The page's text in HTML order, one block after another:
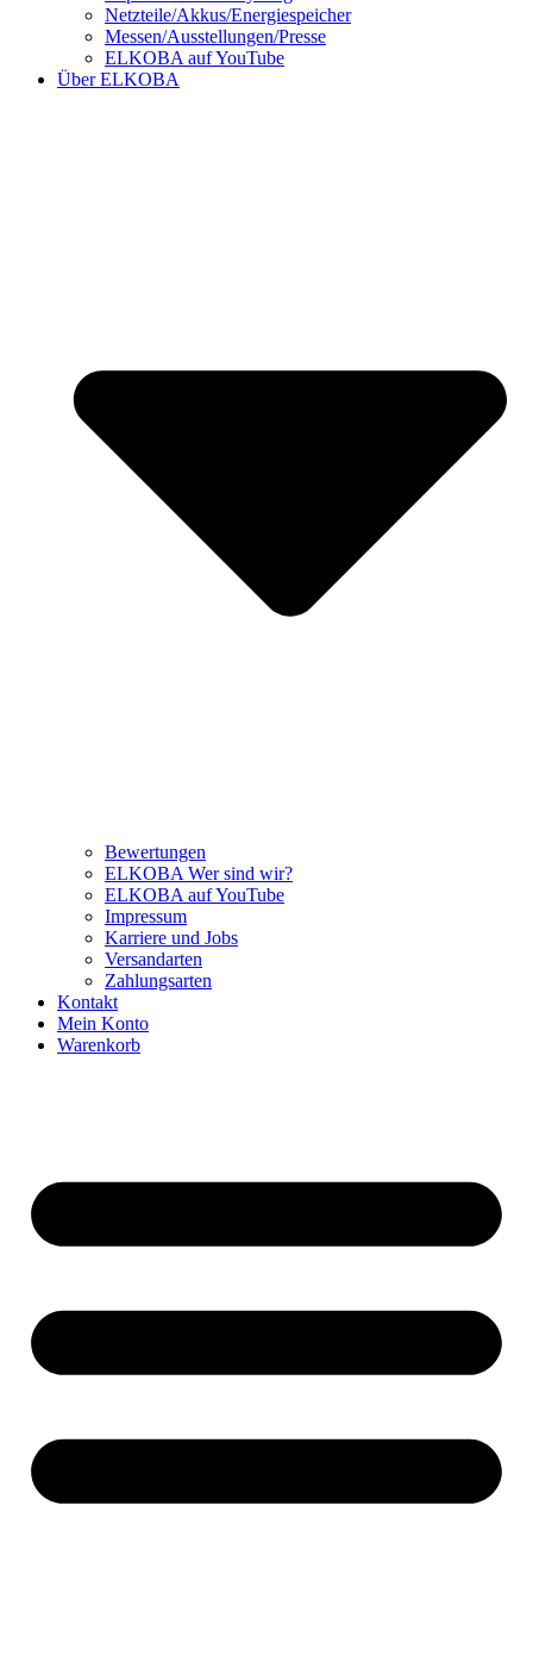
Netzteile/Akkus/Energiespeicher
Messen/Ausstellungen/Presse
ELKOBA auf YouTube
Über ELKOBA
Bewertungen
ELKOBA Wer sind wir?
ELKOBA auf YouTube
Impressum
Karriere und Jobs
Versandarten
Zahlungsarten
Kontakt
Mein Konto
Warenkorb